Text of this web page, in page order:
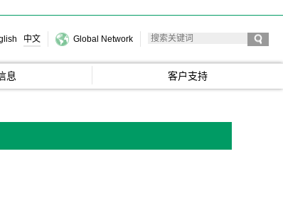
中文 Global Network
息 客户支持